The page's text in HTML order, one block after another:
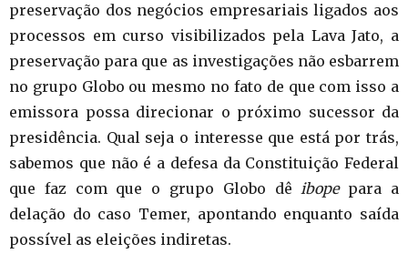
preservação dos negócios empresariais ligados aos
processos em curso visibilizados pela Lava Jato, a
preservação para que as investigações não esbarrem
no grupo Globo ou mesmo no fato de que com isso a
emissora possa direcionar o próximo sucessor da
presidência. Qual seja o interesse que está por trás,
sabemos que não é a defesa da Constituição Federal
que faz com que o grupo Globo dêibopepara a
delação do caso Temer, apontando enquanto saída
possível as eleições indiretas.